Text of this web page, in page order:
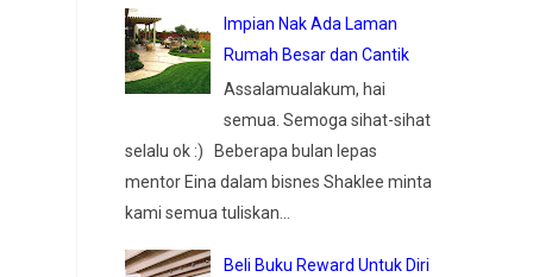
Impian Nak Ada Laman
Rumah Besar dan Cantik
Assalamualakum, hai
semua. Semoga sihat-sihat
selalu ok :) Beberapa bulan lepas
mentor Eina dalam bisnes Shaklee minta
kami semua tuliskan...
Beli Buku Reward Untuk Diri